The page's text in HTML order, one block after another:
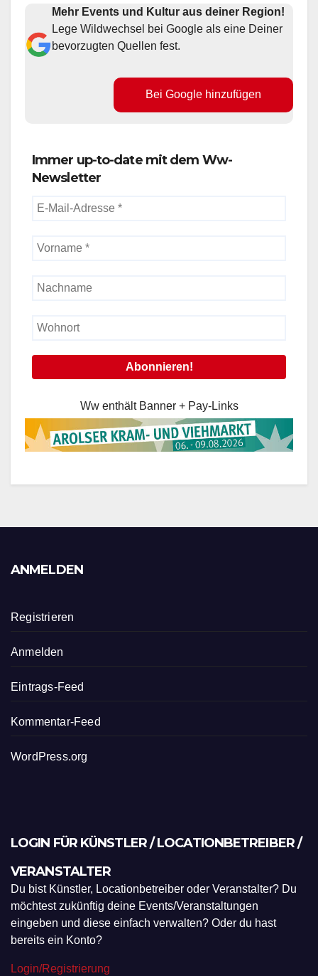
Mehr Events und Kultur aus deiner Region!
Lege Wildwechsel bei Google als eine Deiner
bevorzugten Quellen fest.
Bei Google hinzufügen
Immer up-to-date mit dem Ww-
Newsletter
Ww enthält Banner + Pay-Links
ANMELDEN
Registrieren
Anmelden
Eintrags-Feed
Kommentar-Feed
WordPress.org
LOGIN FÜR KÜNSTLER / LOCATIONBETREIBER /
VERANSTALTER
Du bist Künstler, Locationbetreiber oder Veranstalter? Du
möchtest zukünftig deine Events/Veranstaltungen
eingeben und diese einfach verwalten? Oder du hast
bereits ein Konto?
Login/Registrierung